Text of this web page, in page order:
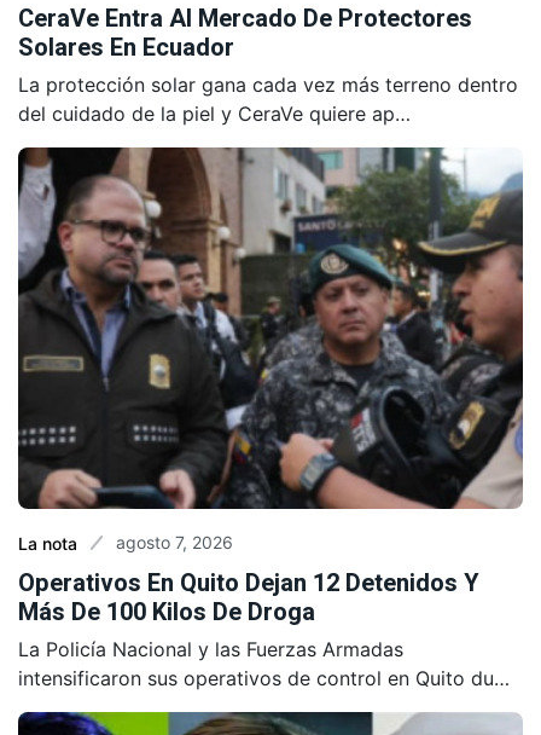
CeraVe Entra Al Mercado De Protectores
Solares En Ecuador
La protección solar gana cada vez más terreno dentro
del cuidado de la piel y CeraVe quiere ap…
La nota agosto 7, 2026
Operativos En Quito Dejan 12 Detenidos Y
Más De 100 Kilos De Droga
La Policía Nacional y las Fuerzas Armadas
intensificaron sus operativos de control en Quito du…